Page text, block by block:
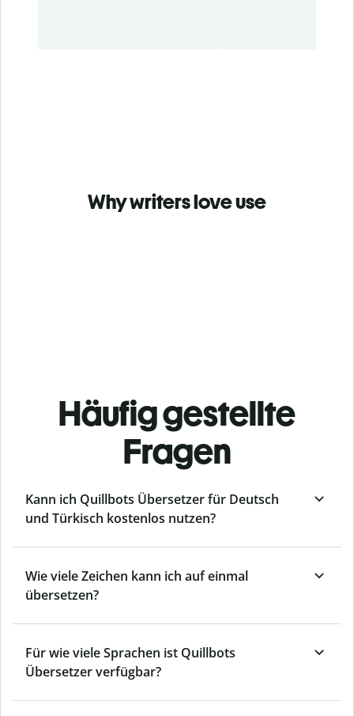
Why writers love use
Häufig gestellte
Fragen
Kann ich Quillbots Übersetzer für Deutsch
und Türkisch kostenlos nutzen?
Wie viele Zeichen kann ich auf einmal
übersetzen?
Für wie viele Sprachen ist Quillbots
Übersetzer verfügbar?